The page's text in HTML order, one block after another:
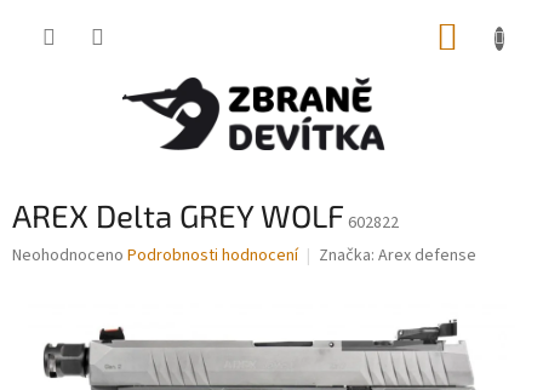
AREX Delta GREY WOLF 602822
Průměrné
Neohodnoceno Podrobnosti hodnocení Značka: Arex defense